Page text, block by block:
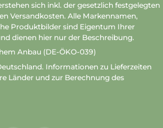
sich inkl. der gesetzlich festgelegten
Versandkosten. Alle Markennamen,
Produktbilder sind Eigentum Ihrer
dienen hier nur der Beschreibung.
Anbau (DE-ÖKO-039)
Informationen zu Lieferzeiten
Länder und zur Berechnung des